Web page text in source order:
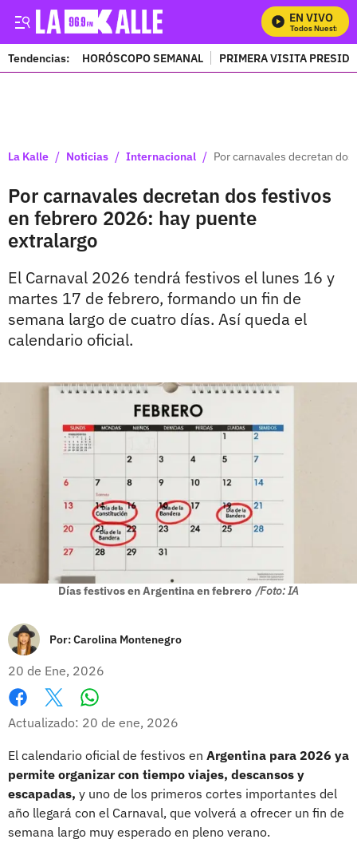
EN VIVO
Mira Todos Nuestros
Tendencias: HORÓSCOPO SEMANAL PRIMERA VISITA
La Kalle / Noticias / Internacional / Por carnavales decretan
Por carnavales decretan dos festivos
en febrero 2026: hay puente
extralargo
El Carnaval 2026 tendrá festivos el lunes 16 y
martes 17 de febrero, formando un fin de
semana largo de cuatro días. Así queda el
calendario oficial.
Días festivos en Argentina en febrero /Foto: IA
Por:Carolina Montenegro
20 de Ene, 2026
Facebook
X
Actualizado: 20 de ene, 2026
El calendario oficial de festivos en Argentina para 2026 ya
permite organizar con tiempo viajes, descansos y
escapadas, y uno de los primeros cortes importantes del
año llegará con el Carnaval, que volverá a ofrecer un fin de
semana largo muy esperado en pleno verano.